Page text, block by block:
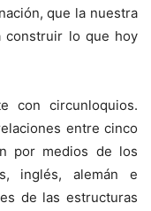
que la nuestra
construir lo que hoy
con circunloquios.
entre cinco
por medios de los
inglés, alemán e
de las estructuras